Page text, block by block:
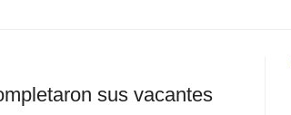
sus vacantes